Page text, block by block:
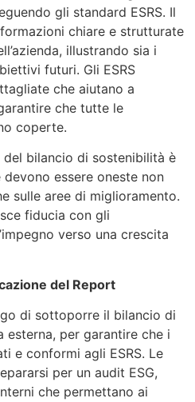
gli standard ESRS. Il
chiare e strutturate
illustrando sia i
futuri. Gli ESRS
che aiutano a
che tutte le
coperte.
bilancio di sostenibilità è
essere oneste non
sulle aree di miglioramento.
fiducia con gli
verso una crescita
del Report
di sottoporre il bilancio di
esterna, per garantire che i
e conformi agli ESRS. Le
per un audit ESG,
che permettano ai